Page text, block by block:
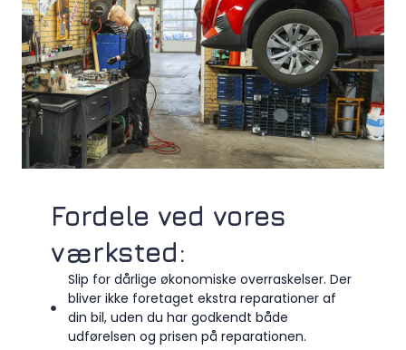
Fordele ved vores
værksted:
Slip for dårlige økonomiske overraskelser. Der
bliver ikke foretaget ekstra reparationer af
din bil, uden du har godkendt både
udførelsen og prisen på reparationen.